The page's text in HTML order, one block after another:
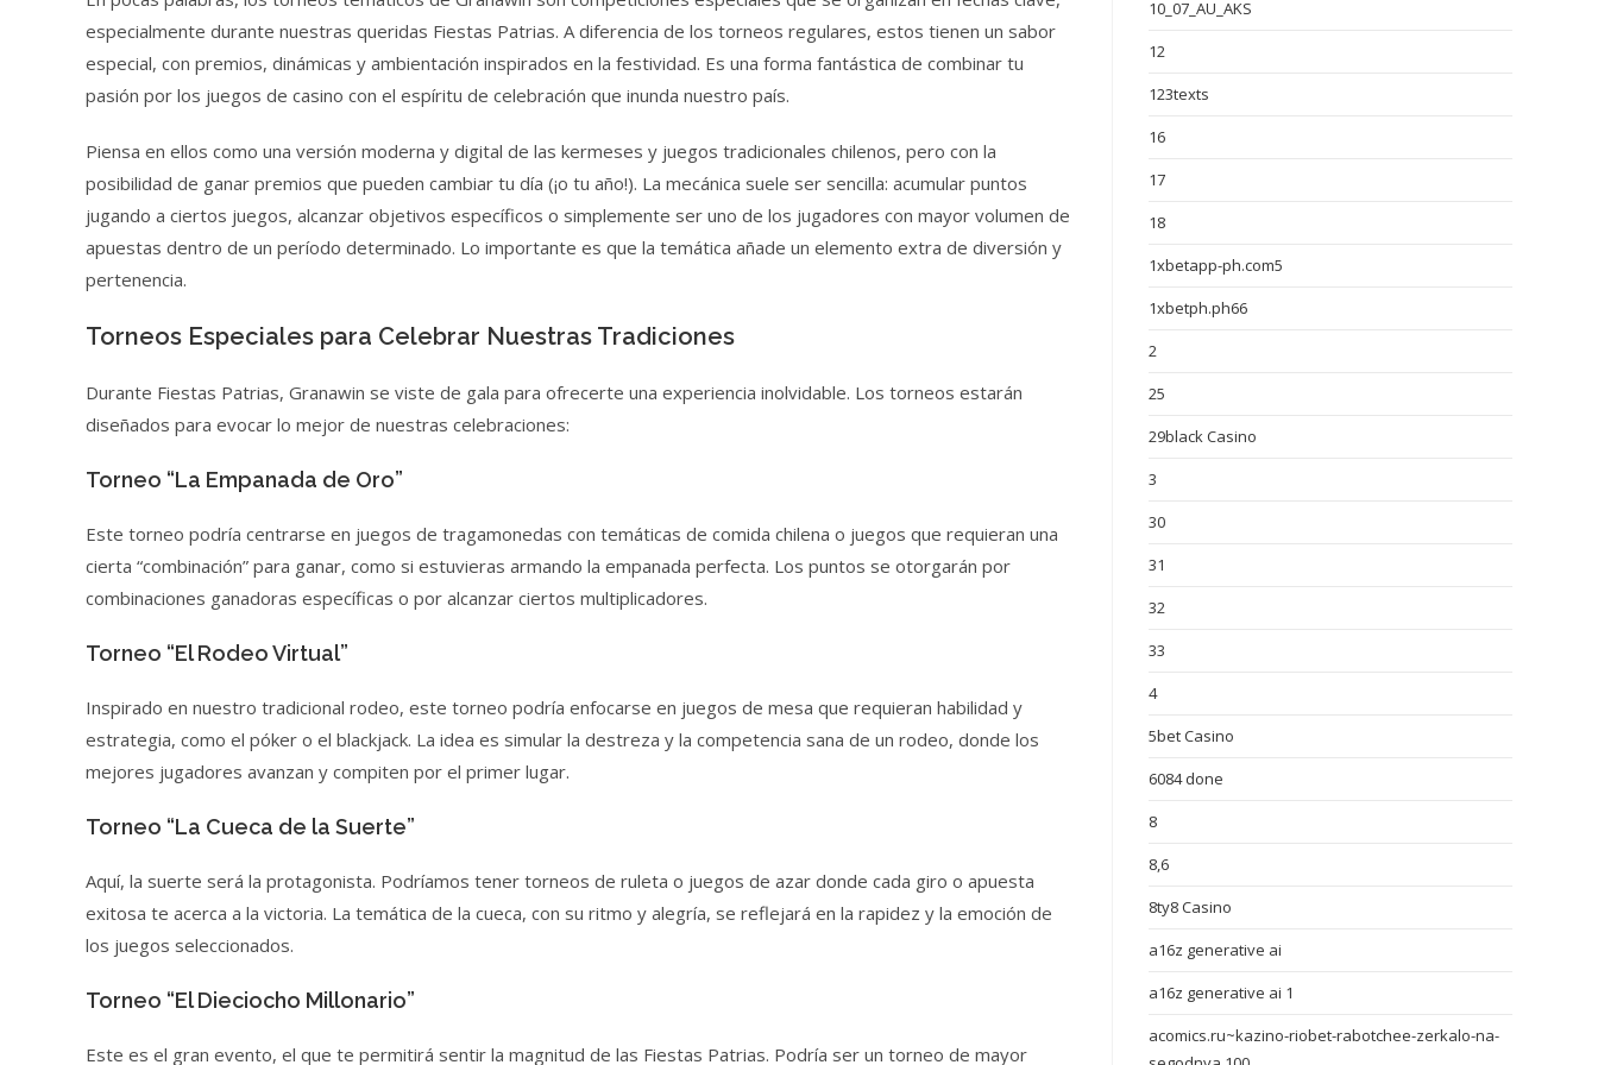
especialmente durante nuestras queridas Fiestas Patrias. A diferencia de los torneos regulares, estos tienen un sabor
especial, con premios, dinámicas y ambientación inspirados en la festividad. Es una forma fantástica de combinar tu
pasión por los juegos de casino con el espíritu de celebración que inunda nuestro país.
Piensa en ellos como una versión moderna y digital de las kermeses y juegos tradicionales chilenos, pero con la
posibilidad de ganar premios que pueden cambiar tu día (¡o tu año!). La mecánica suele ser sencilla: acumular puntos
jugando a ciertos juegos, alcanzar objetivos específicos o simplemente ser uno de los jugadores con mayor volumen de
apuestas dentro de un período determinado. Lo importante es que la temática añade un elemento extra de diversión y
pertenencia.
Torneos Especiales para Celebrar Nuestras Tradiciones
Durante Fiestas Patrias, Granawin se viste de gala para ofrecerte una experiencia inolvidable. Los torneos estarán
diseñados para evocar lo mejor de nuestras celebraciones:
Torneo “La Empanada de Oro”
Este torneo podría centrarse en juegos de tragamonedas con temáticas de comida chilena o juegos que requieran una
cierta “combinación” para ganar, como si estuvieras armando la empanada perfecta. Los puntos se otorgarán por
combinaciones ganadoras específicas o por alcanzar ciertos multiplicadores.
Torneo “El Rodeo Virtual”
Inspirado en nuestro tradicional rodeo, este torneo podría enfocarse en juegos de mesa que requieran habilidad y
estrategia, como el póker o el blackjack. La idea es simular la destreza y la competencia sana de un rodeo, donde los
mejores jugadores avanzan y compiten por el primer lugar.
Torneo “La Cueca de la Suerte”
Aquí, la suerte será la protagonista. Podríamos tener torneos de ruleta o juegos de azar donde cada giro o apuesta
exitosa te acerca a la victoria. La temática de la cueca, con su ritmo y alegría, se reflejará en la rapidez y la emoción de
los juegos seleccionados.
Torneo “El Dieciocho Millonario”
Este es el gran evento, el que te permitirá sentir la magnitud de las Fiestas Patrias. Podría ser un torneo de mayor
10_07_AU_AKS
12
123texts
16
17
18
1xbetapp-ph.com5
1xbetph.ph66
2
25
29black Casino
3
30
31
32
33
4
5bet Casino
6084 done
8
8,6
8ty8 Casino
a16z generative ai
a16z generative ai 1
acomics.ru~kazino-riobet-rabotchee-zerkalo-na-